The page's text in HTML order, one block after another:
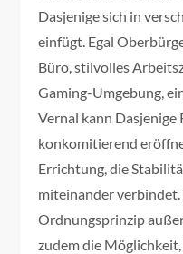
Dasjenige sich in
einfügt. Egal
Büro, stilvolles
Gaming-Umgebung,
Vernal kann
konkomitierend
Errichtung, die
miteinander
Ordnungsprinzip
zudem die